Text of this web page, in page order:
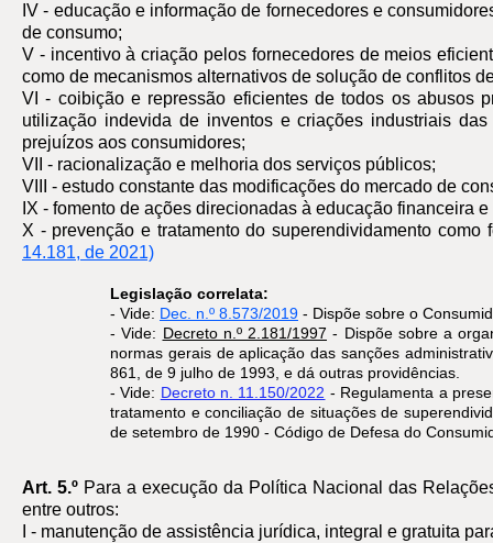
IV - educação e informação de fornecedores e
de consumo;
V - incentivo à criação pelos fornecedores de meios
como de mecanismos alternativos de solução de conflitos
VI - coibição e repressão eficientes de todos os abusos
utilização indevida de inventos e criações industriais
prejuízos aos consumidores;
VII - racionalização e melhoria dos serviços públicos;
VIII - estudo constante das modificações do mercado de
IX - fomento de ações direcionadas à educação financeira
X - prevenção e tratamento do superendividamento
14.181, de 2021)
Legislação correlata:
- Vide: Dec. n.º 8.573/2019 - Dispõe sobre o
- Vide: Decreto n.º 2.181/1997 - Dispõe sobre a
normas gerais de aplicação das sanções
861, de 9 julho de 1993, e dá outras providências.
- Vide: Decreto n. 11.150/2022 - Regulamenta a
tratamento e conciliação de situações de
de setembro de 1990 - Código de Defesa do
Art. 5.º Para a execução da Política Nacional das
entre outros:
I - manutenção de assistência jurídica, integral e gratuita